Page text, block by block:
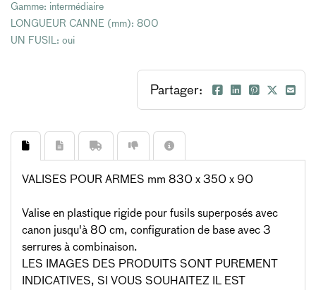
Gamme: intermédiaire
LONGUEUR CANNE (mm): 800
UN FUSIL: oui
Partager:
VALISES POUR ARMES mm 830 x 350 x 90
Valise en plastique rigide pour fusils superposés avec
canon jusqu'à 80 cm, configuration de base avec 3
serrures à combinaison.
LES IMAGES DES PRODUITS SONT PUREMENT
INDICATIVES, SI VOUS SOUHAITEZ IL EST